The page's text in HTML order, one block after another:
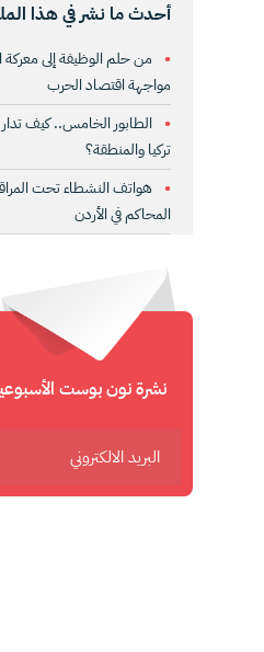
أحدث ما نشر في هذا
من حلم الوظيفة إلى معركة
مواجهة اقتصاد الحرب
الطابور الخامس.. كيف
تركيا والمنطقة؟
هواتف النشطاء تحت
المحاكم في الأردن
نشرة نون بوست